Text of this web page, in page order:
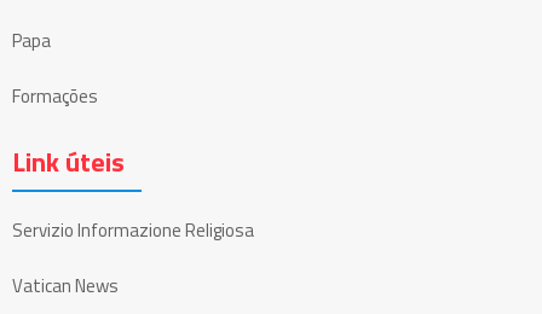
Papa
Formações
Link úteis
Servizio Informazione Religiosa
Vatican News